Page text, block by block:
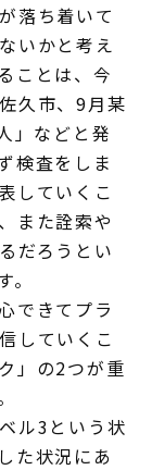
落ち着いて
いかと考え
ことは、今
久市、9月某
」などと発
検査をしま
していくこ
また詮索や
だろうとい
できてプラ
していくこ
」の2つが重
ル3という状
た状況にあ